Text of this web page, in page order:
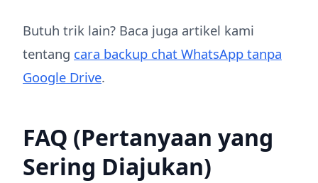
Butuh trik lain? Baca juga artikel kami
tentang cara backup chat WhatsApp tanpa
Google Drive.
FAQ (Pertanyaan yang
Sering Diajukan)